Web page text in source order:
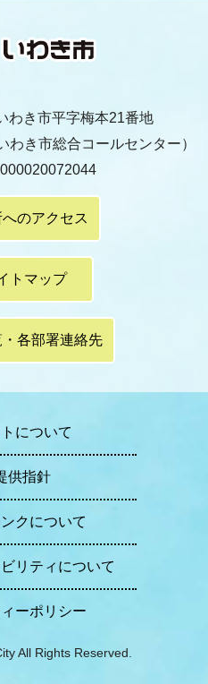
き市平字梅本21番地
わき市総合コールセンター）
のアクセス
トマップ
各部署連絡先
について
供指針
クについて
リティについて
ーポリシー
All Rights Reserved.